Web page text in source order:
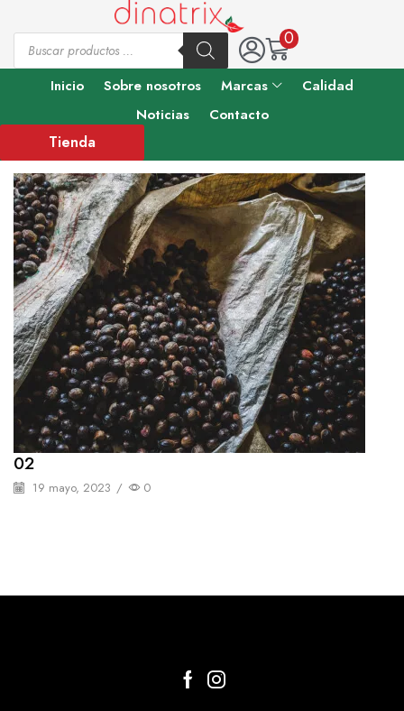
0
Inicio Sobre nosotros Marcas
Calidad
Noticias
Contacto
Tienda
02
19 mayo, 2023 / 0